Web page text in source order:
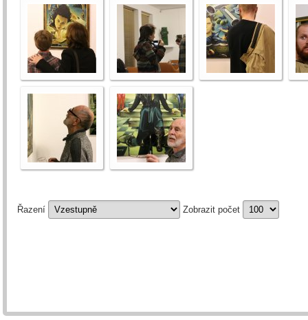
Řazení Zobrazit počet